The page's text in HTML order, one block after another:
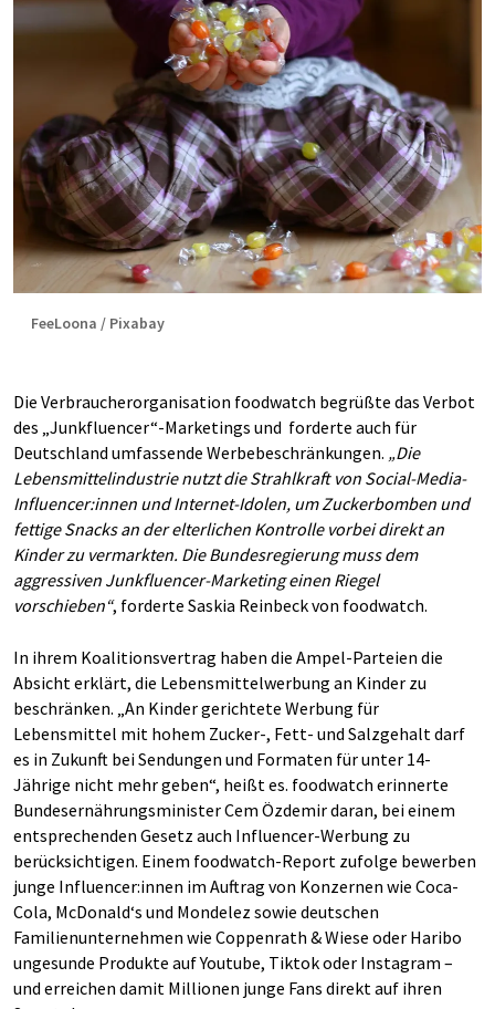
FeeLoona / Pixabay
Die Verbraucherorganisation foodwatch begrüßte das Verbot
des „Junkfluencer“-Marketings und forderte auch für
Deutschland umfassende Werbebeschränkungen. „Die
Lebensmittelindustrie nutzt die Strahlkraft von Social-Media-
Influencer:innen und Internet-Idolen, um Zuckerbomben und
fettige Snacks an der elterlichen Kontrolle vorbei direkt an
Kinder zu vermarkten. Die Bundesregierung muss dem
aggressiven Junkfluencer-Marketing einen Riegel
vorschieben“, forderte Saskia Reinbeck von foodwatch.
In ihrem Koalitionsvertrag haben die Ampel-Parteien die
Absicht erklärt, die Lebensmittelwerbung an Kinder zu
beschränken. „An Kinder gerichtete Werbung für
Lebensmittel mit hohem Zucker-, Fett- und Salzgehalt darf
es in Zukunft bei Sendungen und Formaten für unter 14-
Jährige nicht mehr geben“, heißt es. foodwatch erinnerte
Bundesernährungsminister Cem Özdemir daran, bei einem
entsprechenden Gesetz auch Influencer-Werbung zu
berücksichtigen. Einem foodwatch-Report zufolge bewerben
junge Influencer:innen im Auftrag von Konzernen wie Coca-
Cola, McDonald‘s und Mondelez sowie deutschen
Familienunternehmen wie Coppenrath & Wiese oder Haribo
ungesunde Produkte auf Youtube, Tiktok oder Instagram –
und erreichen damit Millionen junge Fans direkt auf ihren